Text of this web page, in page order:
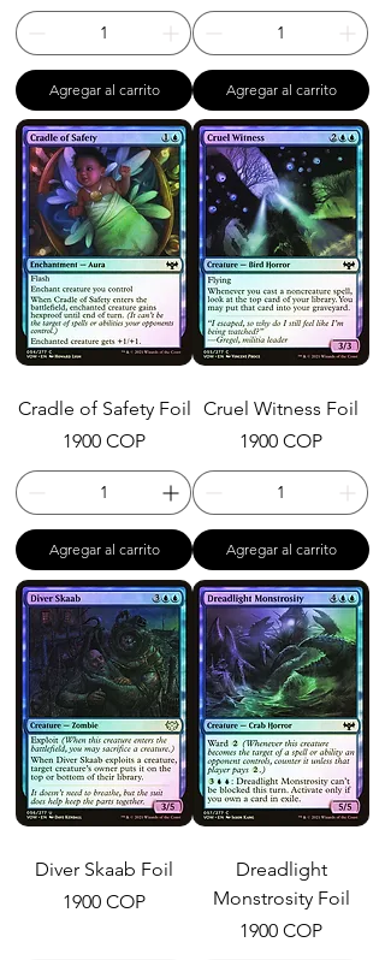
Agregar al carrito Agregar al carrito
Cradle of Safety Foil
Precio
1900 COP
Agregar al carrito
Cruel Witness Foil
Precio
1900 COP
Agregar al carrito
Diver Skaab Foil
Precio
1900 COP
Dreadlight
Monstrosity Foil
Precio
1900 COP